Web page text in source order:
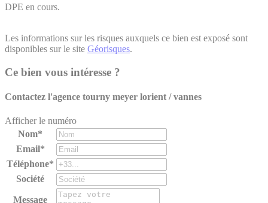
DPE en cours.
Les informations sur les risques auxquels ce bien est exposé sont
disponibles sur le site Géorisques.
Ce bien vous intéresse ?
Contactez l'agence tourny meyer lorient / vannes
Afficher le numéro
Nom*
Email*
Téléphone*
Société
Message